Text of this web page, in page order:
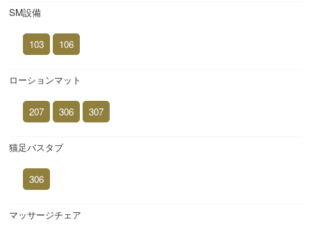
SM設備
103 106
ローションマット
207 306 307
猫足バスタブ
306
マッサージチェア